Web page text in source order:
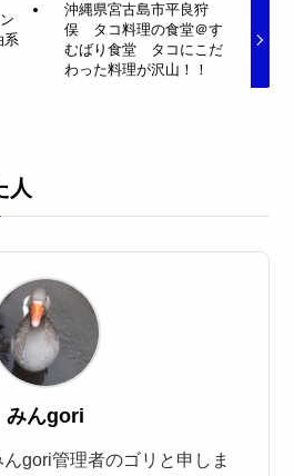
系
沖縄県宮古島市平良狩
俣 タコ料理の食堂＠す
むばり食堂 タコにこだ
わった料理が沢山！！
人
みんgori
gori管理者のゴリと申しま